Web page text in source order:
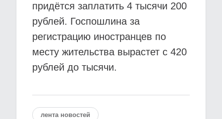
придётся заплатить 4 тысячи 200
рублей. Госпошлина за
регистрацию иностранцев по
месту жительства вырастет с 420
рублей до тысячи.
лента новостей